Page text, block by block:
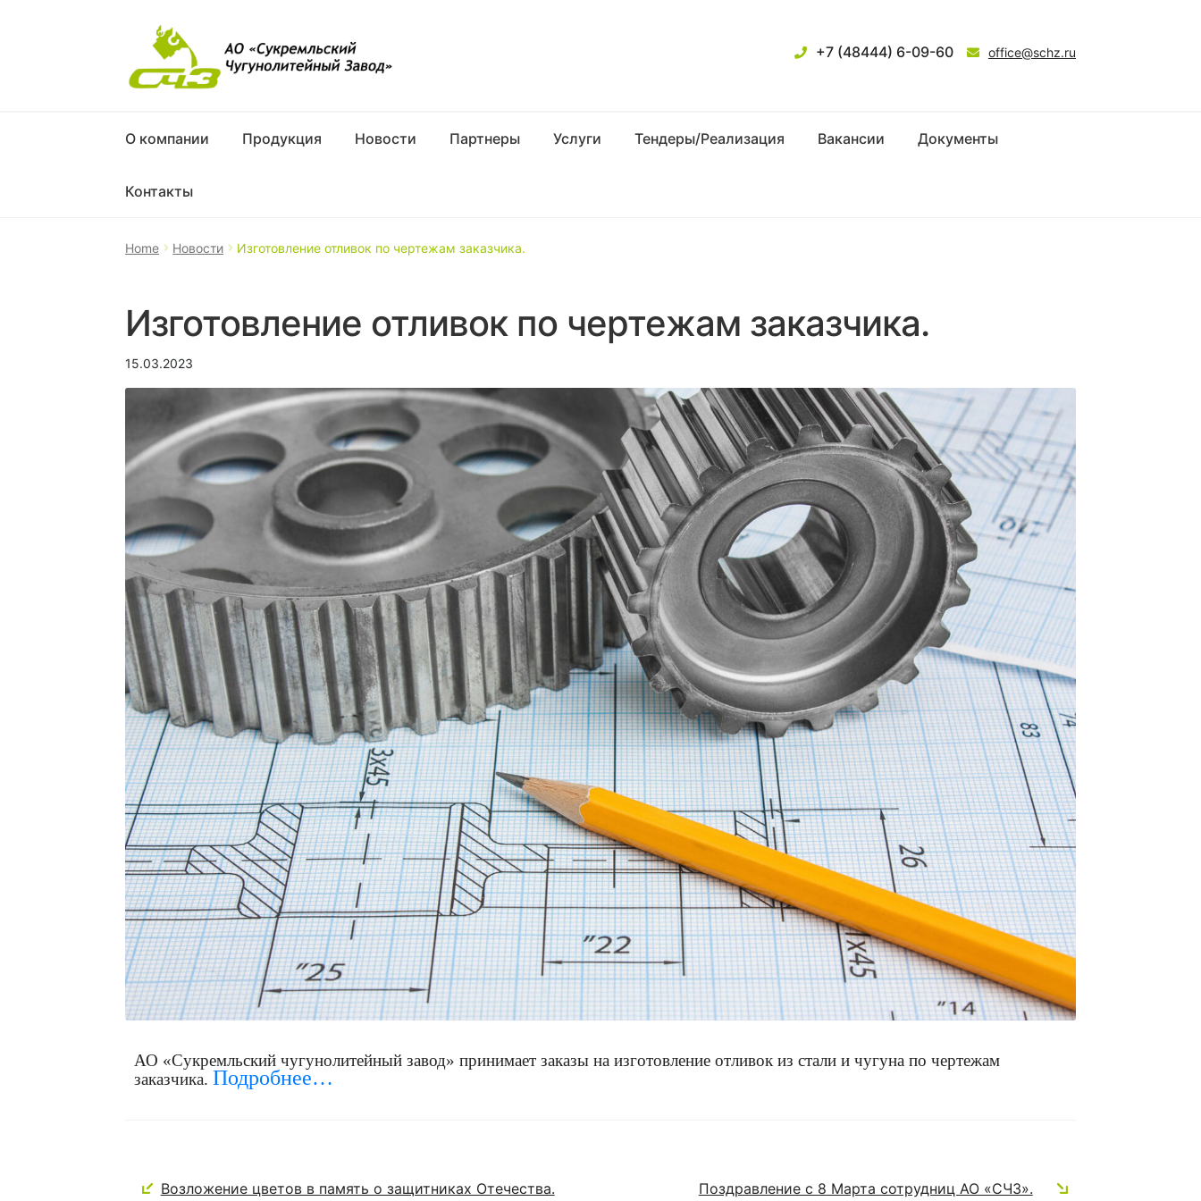
+7 (48444) 6-09-60 office@schz.ru
О компании Продукция Новости Партнеры Услуги Тендеры/Реализация Вакансии Документы
Контакты
Home Новости Изготовление отливок по чертежам заказчика.
Изготовление отливок по чертежам заказчика.
15.03.2023
АО «Сукремльский чугунолитейный завод» принимает заказы на изготовление отливок из стали и чугуна по чертежам
заказчика.Подробнее…
Возложение цветов в память о защитниках Отечества. Поздравление с 8 Марта сотрудниц АО «СЧЗ».